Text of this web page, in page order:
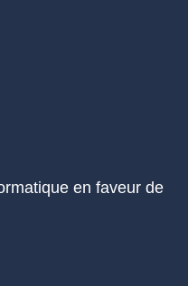
en faveur de